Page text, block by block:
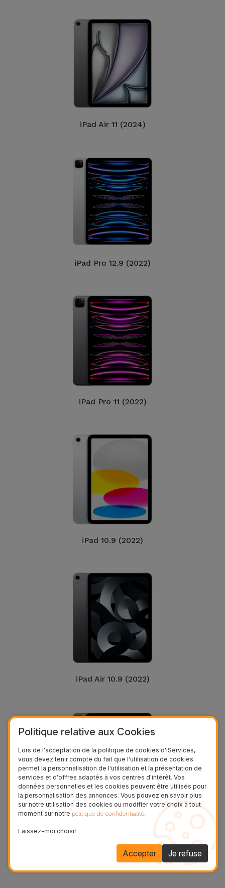
iPad Air 11 (2024)
iPad Pro 12.9 (2022)
iPad Pro 11 (2022)
iPad 10.9 (2022)
iPad Air 10.9 (2022)
iPad Pro 12.9 (2021)
Voir plus
Politique relative aux Cookies
Lors de l'acceptation de la politique de cookies d'iServices,
vous devez tenir compte du fait que l'utilisation de cookies
permet la personnalisation de l'utilisation et la présentation de
services et d'offres adaptés à vos centres d'intérêt. Vos
données personnelles et les cookies peuvent être utilisés pour
la personnalisation des annonces. Vous pouvez en savoir plus
sur notre utilisation des cookies ou modifier votre choix à tout
moment sur notre politique de confidentialité.
Laissez-moi choisir
Je refuse
Accepter